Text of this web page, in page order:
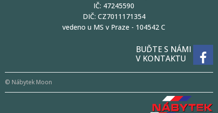
IČ: 47245590
DIČ: CZ7011171354
vedeno u MS v Praze - 104542 C
BUĎTE S NÁMI
V KONTAKTU
© Nábytek Moon